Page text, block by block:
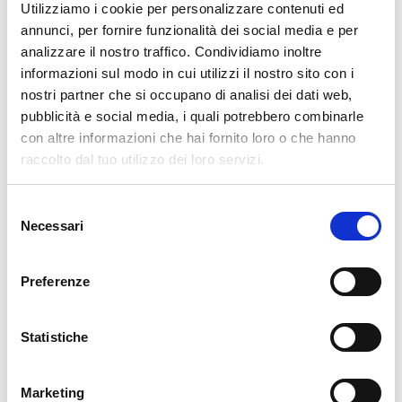
Utilizziamo i cookie per personalizzare contenuti ed
annunci, per fornire funzionalità dei social media e per
analizzare il nostro traffico. Condividiamo inoltre
informazioni sul modo in cui utilizzi il nostro sito con i
nostri partner che si occupano di analisi dei dati web,
pubblicità e social media, i quali potrebbero combinarle
con altre informazioni che hai fornito loro o che hanno
raccolto dal tuo utilizzo dei loro servizi.
delNecessari
Preferenze
Statistiche
Marketing
a ottenere unapastella densa e liscia.
Copri e lasciariposare in frigoriferoper almeno 30
minuti.
2.Preparare e friggere gli sciatt
Scalda l’ olioin una padella profonda a 170°C.
Immergi icubetti di cioccolatouno alla volta nella
pastella.
fino a doratura.
Scola su carta assorbente.
Preparare le ganasce al cioccolato
, spegni il fuoco e
aggiungi il
Lascia raffreddare in freezer per qualche minuto, poi